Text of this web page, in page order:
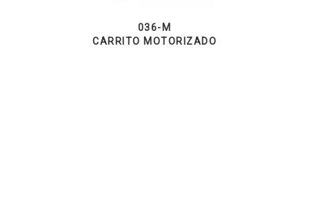
036-M
CARRITO MOTORIZADO